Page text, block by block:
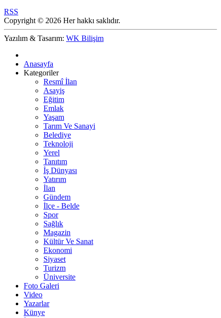
RSS
Copyright © 2026 Her hakkı saklıdır.
Yazılım & Tasarım: WK Bilişim
Anasayfa
Kategoriler
Resmî İlan
Asayiş
Eğitim
Emlak
Yaşam
Tarım Ve Sanayi
Belediye
Teknoloji
Yerel
Tanıtım
İş Dünyası
Yatırım
İlan
Gündem
İlçe - Belde
Spor
Sağlık
Magazin
Kültür Ve Sanat
Ekonomi
Siyaset
Turizm
Üniversite
Foto Galeri
Video
Yazarlar
Künye